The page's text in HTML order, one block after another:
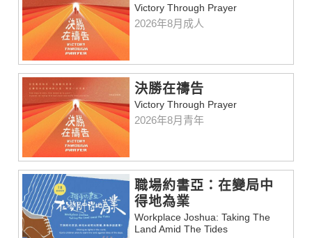
Victory Through Prayer
2026年8月成人
決勝在禱告
Victory Through Prayer
2026年8月青年
職場約書亞：在變局中
得地為業
Workplace Joshua: Taking The
Land Amid The Tides